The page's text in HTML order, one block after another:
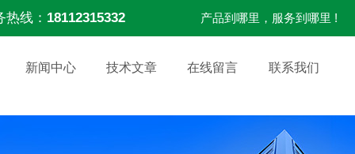
热线： 18112315332 产品到哪里，服务到哪里 !
新闻中心 技术文章 在线留言 联系我们